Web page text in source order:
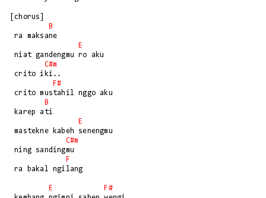
[chorus]
B
ra maksane
E
niat gandengmu ro aku
C#m
crito iki..
F#
crito mustahil nggo aku
B
E
mastekne kabeh senengmu
C#m
ning sandingmu
F
ra bakal ngilang
E
F#